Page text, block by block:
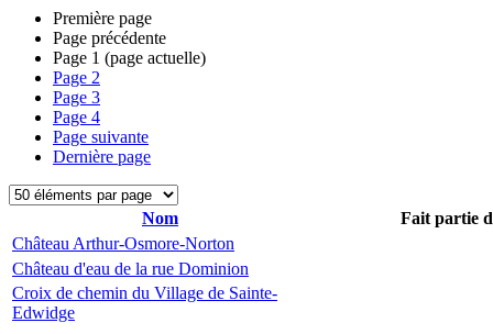
Première page
Page précédente
Page 1 (page actuelle)
Page 2
Page 3
Page 4
Page suivante
Dernière page
Nom
Fait partie
Château Arthur-Osmore-Norton
Château d'eau de la rue Dominion
Croix de chemin du Village de Sainte-
Edwidge